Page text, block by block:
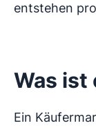
entstehen
Was ist
Ein